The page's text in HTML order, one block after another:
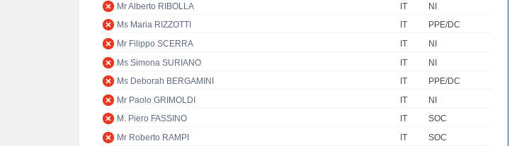
Mr Alberto RIBOLLA
IT
NI
Ms Maria RIZZOTTI
IT
PPE/DC
Mr Filippo SCERRA
IT
NI
Ms Simona SURIANO
IT
NI
Ms Deborah BERGAMINI
IT
PPE/DC
Mr Paolo GRIMOLDI
IT
NI
M. Piero FASSINO
IT
SOC
Mr Roberto RAMPI
IT
SOC